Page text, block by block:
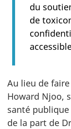
du
de
Au lieu de
Howard Njoo,
santé
de la part de